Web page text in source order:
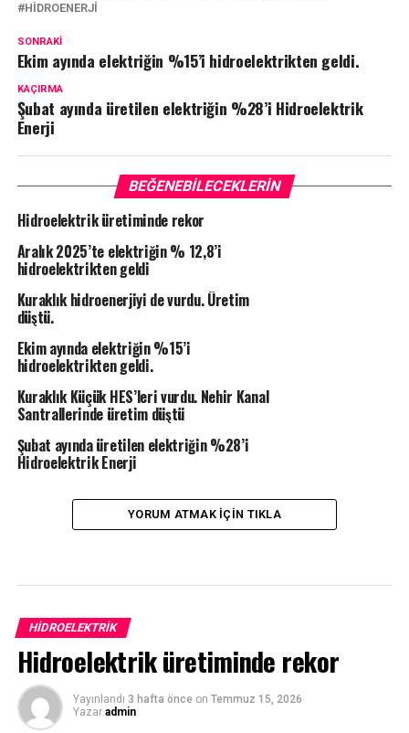
HIDROENERJI
SONRAKI
Ekim ayında elektriğin %15’i hidroelektrikten geldi.
KAÇIRMA
Şubat ayında üretilen elektriğin %28’i Hidroelektrik
Enerji
BEĞENEBILECEKLERIN
Hidroelektrik üretiminde rekor
Aralık 2025’te elektriğin % 12,8’i
hidroelektrikten geldi
Kuraklık hidroenerjiyi de vurdu. Üretim
düştü.
Ekim ayında elektriğin %15’i
hidroelektrikten geldi.
Kuraklık Küçük HES’leri vurdu. Nehir Kanal
Santrallerinde üretim düştü
Şubat ayında üretilen elektriğin %28’i
Hidroelektrik Enerji
YORUM ATMAK IÇIN TIKLA
HIDROELEKTRIK
Hidroelektrik üretiminde rekor
Yayınlandı 3 hafta önce on Temmuz 15, 2026
Yazar admin